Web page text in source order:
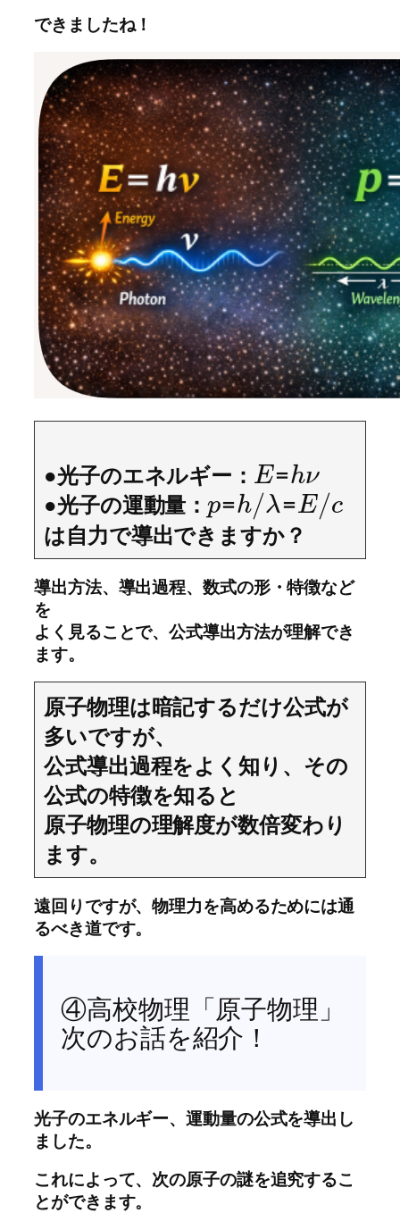
できましたね！
●光子のエネルギー： E=hν
●光子の運動量：p=h/λ=E/c
は自力で導出できますか？
導出方法、導出過程、数式の形・特徴など
を
よく見ることで、公式導出方法が理解でき
ます。
原子物理は暗記するだけ公式が
多いですが、
公式導出過程をよく知り、その
公式の特徴を知ると
原子物理の理解度が数倍変わり
ます。
遠回りですが、物理力を高めるためには通
るべき道です。
④高校物理「原子物理」
次のお話を紹介！
光子のエネルギー、運動量の公式を導出し
ました。
これによって、次の原子の謎を追究するこ
とができます。